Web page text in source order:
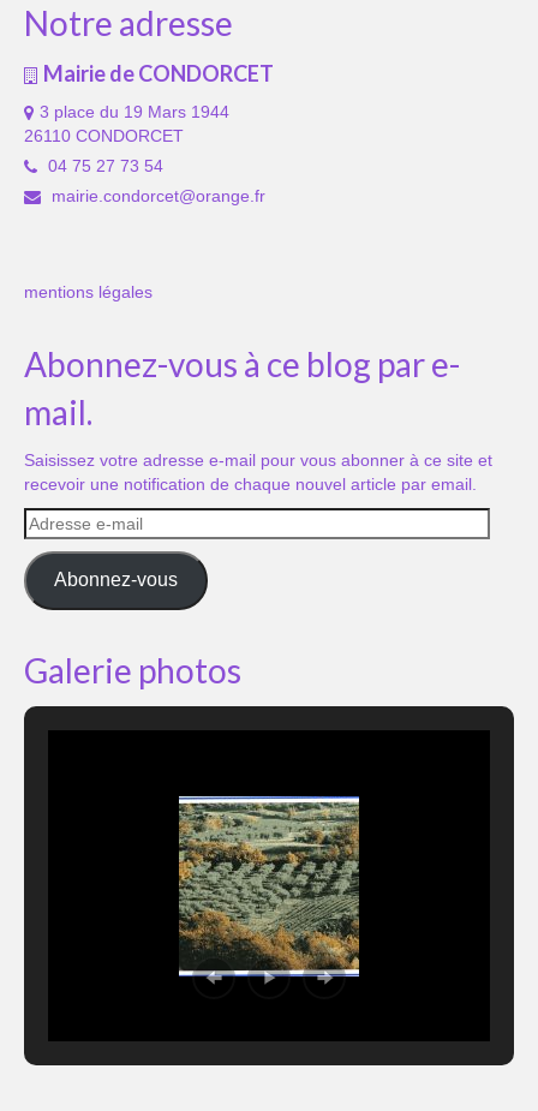
Notre adresse
Mairie de CONDORCET
3 place du 19 Mars 1944
26110 CONDORCET
04 75 27 73 54
mairie.condorcet@orange.fr
mentions légales
Abonnez-vous à ce blog par e-
mail.
Saisissez votre adresse e-mail pour vous abonner à ce site et
recevoir une notification de chaque nouvel article par email.
Adresse
e-
mail
Abonnez-vous
Galerie photos